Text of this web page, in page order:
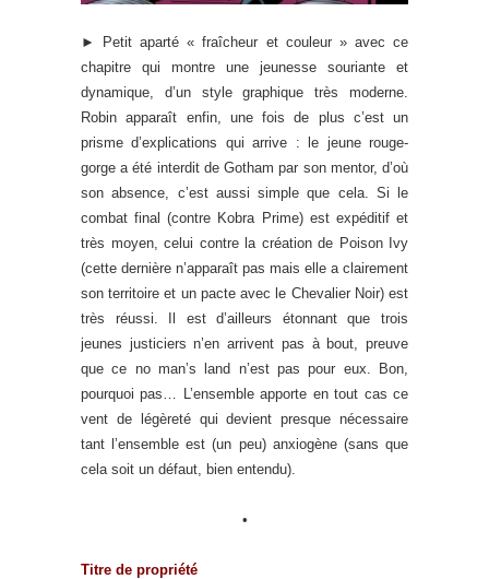
► Petit aparté « fraîcheur et couleur » avec ce
chapitre qui montre une jeunesse souriante et
dynamique, d’un style graphique très moderne.
Robin apparaît enfin, une fois de plus c’est un
prisme d’explications qui arrive : le jeune rouge-
gorge a été interdit de Gotham par son mentor, d’où
son absence, c’est aussi simple que cela. Si le
combat final (contre Kobra Prime) est expéditif et
très moyen, celui contre la création de Poison Ivy
(cette dernière n’apparaît pas mais elle a clairement
son territoire et un pacte avec le Chevalier Noir) est
très réussi. Il est d’ailleurs étonnant que trois
jeunes justiciers n’en arrivent pas à bout, preuve
que ce no man’s land n’est pas pour eux. Bon,
pourquoi pas… L’ensemble apporte en tout cas ce
vent de légèreté qui devient presque nécessaire
tant l’ensemble est (un peu) anxiogène (sans que
cela soit un défaut, bien entendu).
•
Titre de propriété